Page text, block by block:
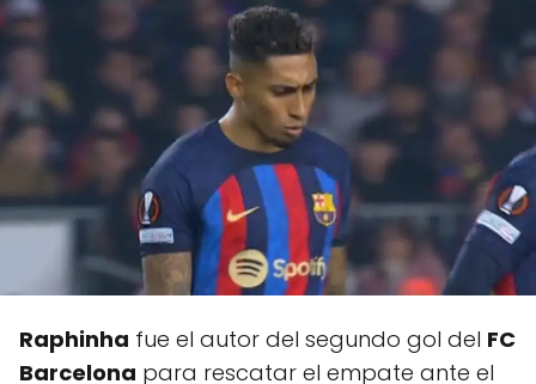
Raphinha fue el autor del segundo gol del FC
Barcelona para rescatar el empate ante el